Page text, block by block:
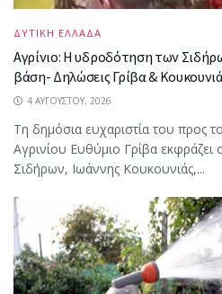
ΔΥΤΙΚΗ ΕΛΛΑΔΑ
Αγρίνιο: Η υδροδότηση των
βάση- Δηλώσεις Γρίβα &
4 ΑΥΓΟΎΣΤΟΥ, 2026
Τη δημόσια ευχαριστία του προς
Αγρινίου Ευθύμιο Γρίβα εκφράζει
Σιδήρων, Ιωάννης Κουκουνιάς,...